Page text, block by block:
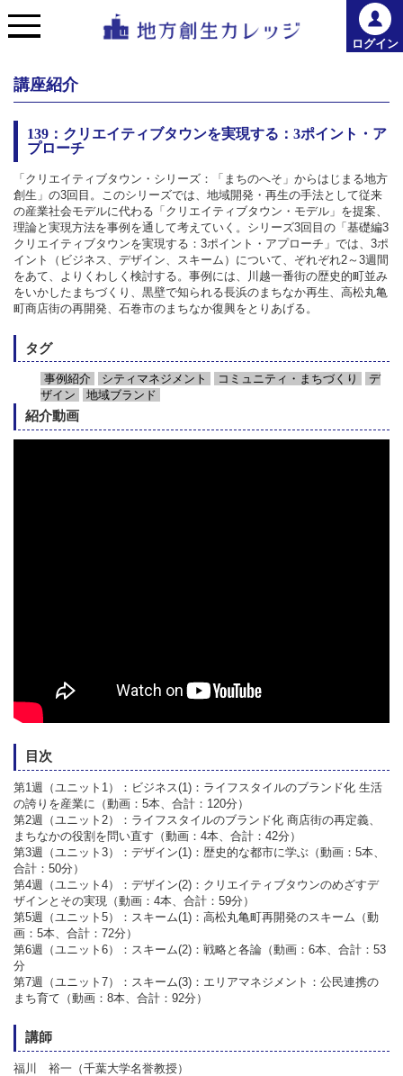
ログイン
講座紹介
139：クリエイティブタウンを実現する：3ポイント・ア
プローチ
「クリエイティブタウン・シリーズ：「まちのへそ」からはじまる地方
創生」の3回目。このシリーズでは、地域開発・再生の手法として従来
の産業社会モデルに代わる「クリエイティブタウン・モデル」を提案、
理論と実現方法を事例を通して考えていく。シリーズ3回目の「基礎編3
クリエイティブタウンを実現する：3ポイント・アプローチ」では、3ポ
イント（ビジネス、デザイン、スキーム）について、ぞれぞれ2～3週間
をあて、よりくわしく検討する。事例には、川越一番街の歴史的町並み
をいかしたまちづくり、黒壁で知られる長浜のまちなか再生、高松丸亀
町商店街の再開発、石巻市のまちなか復興をとりあげる。
タグ
事例紹介 シティマネジメント コミュニティ・まちづくり
デ
ザイン
地域ブランド
紹介動画
目次
第1週（ユニット1）：ビジネス(1)：ライフスタイルのブランド化 生活
の誇りを産業に（動画：5本、合計：120分）
第2週（ユニット2）：ライフスタイルのブランド化 商店街の再定義、
まちなかの役割を問い直す（動画：4本、合計：42分）
第3週（ユニット3）：デザイン(1)：歴史的な都市に学ぶ（動画：5本、
合計：50分）
第4週（ユニット4）：デザイン(2)：クリエイティブタウンのめざすデ
ザインとその実現（動画：4本、合計：59分）
第5週（ユニット5）：スキーム(1)：高松丸亀町再開発のスキーム（動
画：5本、合計：72分）
第6週（ユニット6）：スキーム(2)：戦略と各論（動画：6本、合計：53
分
第7週（ユニット7）：スキーム(3)：エリアマネジメント：公民連携の
まち育て（動画：8本、合計：92分）
講師
福川 裕一（千葉大学名誉教授）